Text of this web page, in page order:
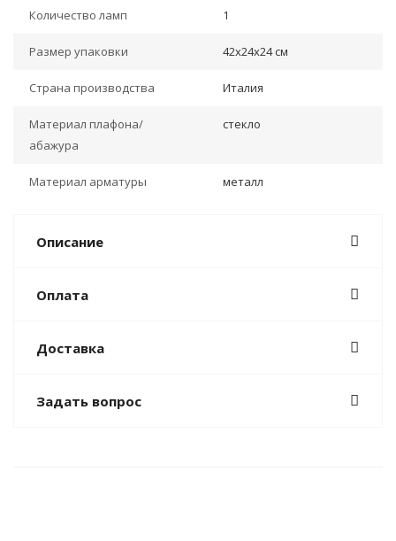
Количество ламп 1
Размер упаковки 42x24x24 см
Страна производства Италия
Материал плафона/
абажура
стекло
Материал арматуры металл
Описание
Оплата
Доставка
Задать вопрос